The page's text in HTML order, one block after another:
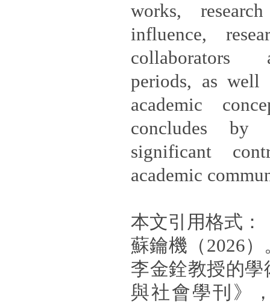
works,
influence,
collaborators
periods, as
academic
concludes by
significant
academic
本文引用格式：
蘇鑰機（2026
李金銓教授的
與社會學刊》